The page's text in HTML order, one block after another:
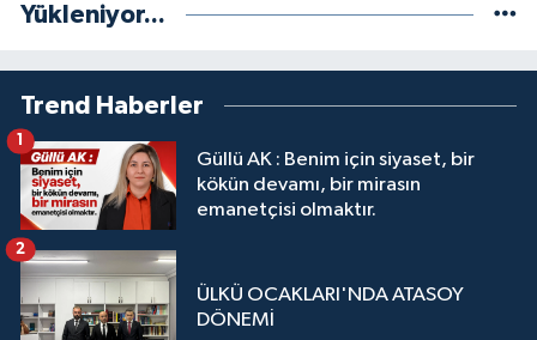
Yükleniyor...
Trend Haberler
Güllü AK : Benim için siyaset, bir
kökün devamı, bir mirasın
emanetçisi olmaktır.
ÜLKÜ OCAKLARI'NDA ATASOY
DÖNEMİ
2